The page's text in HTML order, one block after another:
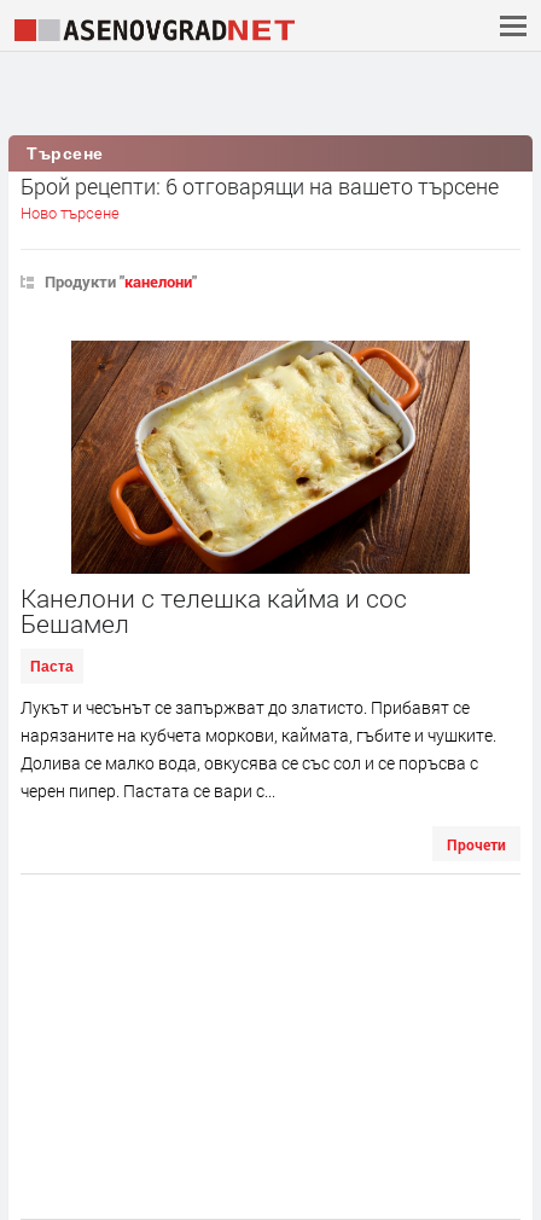
Търсене
Брой рецепти: 6 отговарящи на вашето търсене
Ново търсене
Продукти "канелони"
Канелони с телешка кайма и сос
Бешамел
Паста
Лукът и чесънът се запържват до златисто. Прибавят се
нарязаните на кубчета моркови, каймата, гъбите и чушките.
Долива се малко вода, овкусява се със сол и се поръсва с
черен пипер. Пастата се вари с...
Прочети